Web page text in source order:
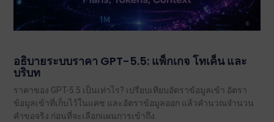
อธิบายระบบราคา GPT-5.5: แพ็กเกจ โทเค็น และ
บริบท
ราคาของ GPT-5.5 เป็นเท่าไร? เปรียบเทียบอัตราข้อมูลเข้า อัตรา
ข้อมูลเข้าที่เก็บไว้ในแคช และอัตราข้อมูลออก แล้วคำนวณจำนวน
คำขอจริง ก่อนที่จะเลือกแผนการเข้าถึง.